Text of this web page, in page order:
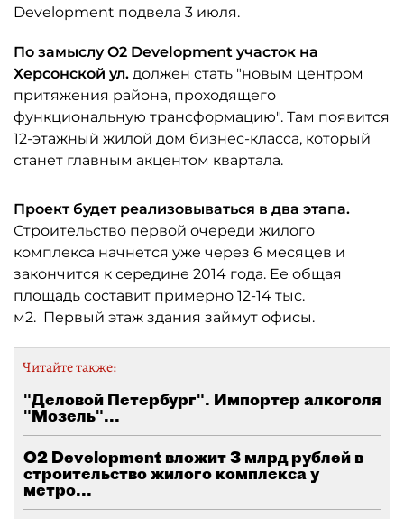
Development подвела 3 июля.
По замыслу O2 Development участок на
Херсонской ул. должен стать "новым центром
притяжения района, проходящего
функциональную трансформацию". Там появится
12-этажный жилой дом бизнес-класса, который
станет главным акцентом квартала.
Проект будет реализовываться в два этапа.
Строительство первой очереди жилого
комплекса начнется уже через 6 месяцев и
закончится к середине 2014 года. Ее общая
площадь составит примерно 12-14 тыс.
м2. Первый этаж здания займут офисы.
Читайте также:
"Деловой Петербург". Импортер алкоголя
"Мозель"...
О2 Development вложит 3 млрд рублей в
строительство жилого комплекса у
метро...